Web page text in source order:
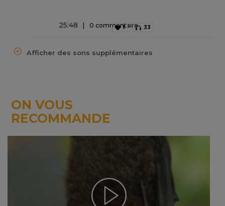
25:48 0 commentaire
1 33
Afficher des sons supplémentaires
ON VOUS
RECOMMANDE